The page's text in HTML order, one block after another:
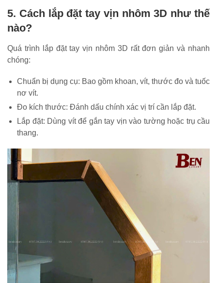
5. Cách lắp đặt tay vịn nhôm 3D như thế
nào?
Quá trình lắp đặt tay vịn nhôm 3D rất đơn giản và nhanh
chóng:
Chuẩn bị dụng cụ: Bao gồm khoan, vít, thước đo và tuốc
nơ vít.
Đo kích thước: Đánh dấu chính xác vị trí cần lắp đặt.
Lắp đặt: Dùng vít để gắn tay vịn vào tường hoặc trụ cầu
thang.